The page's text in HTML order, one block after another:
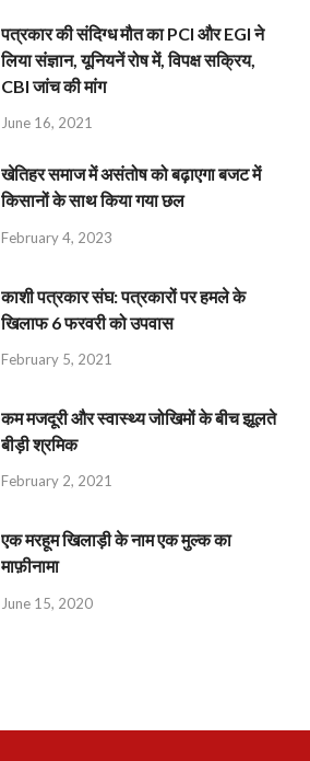
पत्रकार की संदिग्ध मौत का PCI और EGI ने
लिया संज्ञान, यूनियनें रोष में, विपक्ष सक्रिय,
CBI जांच की मांग
June 16, 2021
खेतिहर समाज में असंतोष को बढ़ाएगा बजट में
किसानों के साथ किया गया छल
February 4, 2023
काशी पत्रकार संघ: पत्रकारों पर हमले के
खिलाफ 6 फरवरी को उपवास
February 5, 2021
कम मजदूरी और स्वास्थ्य जोखिमों के बीच झूलते
बीड़ी श्रमिक
February 2, 2021
एक मरहूम खिलाड़ी के नाम एक मुल्क का
माफ़ीनामा
June 15, 2020